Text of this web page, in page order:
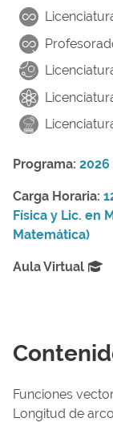
Programa: 2026
Carga Horaria:
Física y Lic. en
Matemática)
Aula Virtual
Funciones
Longitud de